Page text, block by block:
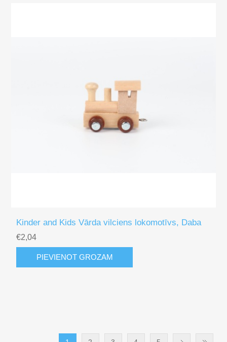
Kinder and Kids Vārda vilciens lokomotīvs, Daba
€2,04
PIEVIENOT GROZAM